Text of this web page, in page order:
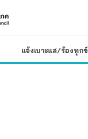
แจ้งเบาะแส/ร้องทุกข์